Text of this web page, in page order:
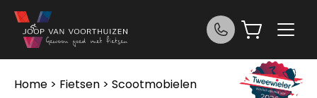
Ga naar de inhoud
Home > Fietsen > Scootmobielen